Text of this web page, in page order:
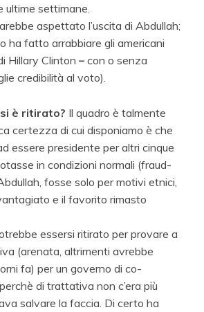
ultime settimane.
aspettato l’uscita di Abdullah;
ha fatto arrabbiare gli americani
Hillary Clinton – con o senza
credibilità al voto).
è ritirato? Il quadro è talmente
certezza di cui disponiamo è che
essere presidente per altri cinque
in condizioni normali (fraud-
fosse solo per motivi etnici,
e il favorito rimasto
essersi ritirato per provare a
(arenata, altrimenti avrebbe
fa) per un governo di co-
di trattativa non c’era più
salvare la faccia. Di certo ha